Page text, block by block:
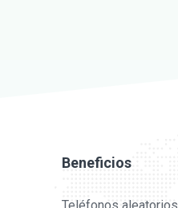
Beneficios